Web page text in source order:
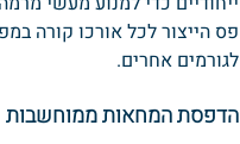
פס הייצור לכל אורכו קורה
לגורמים אחרים.
הדפסת המחאות ממוחשבות